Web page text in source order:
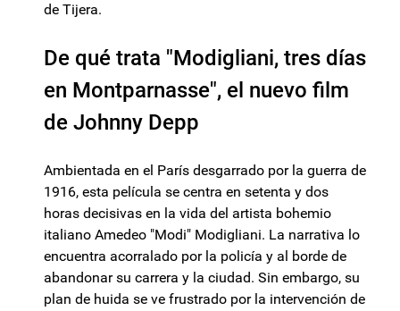
de Tijera.
De qué trata "Modigliani, tres días
en Montparnasse", el nuevo film
de Johnny Depp
Ambientada en el París desgarrado por la guerra de
1916, esta película se centra en setenta y dos
horas decisivas en la vida del artista bohemio
italiano Amedeo "Modi" Modigliani. La narrativa lo
encuentra acorralado por la policía y al borde de
abandonar su carrera y la ciudad. Sin embargo, su
plan de huida se ve frustrado por la intervención de